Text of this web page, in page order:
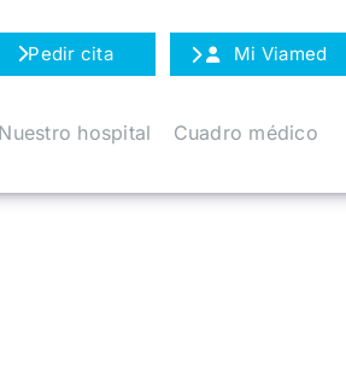
Pedir cita Mi Viamed
Nuestro hospital Cuadro médico